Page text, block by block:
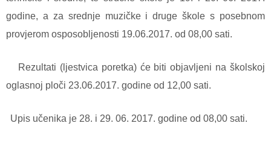
godine, a za srednje muzičke i druge škole s posebnom
provjerom osposobljenosti 19.06.2017. od 08,00 sati.
Rezultati (ljestvica poretka) će biti objavljeni na školskoj
oglasnoj ploči 23.06.2017. godine od 12,00 sati.
Upis učenika je 28. i 29. 06. 2017. godine od 08,00 sati.